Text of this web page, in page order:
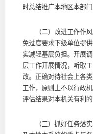
时总结推广本地区本部
（二）改进工作作风
免过度要求下级单位提
实减轻基层负担。开展
层工作开展情况，听取
改。正确对待社会上各
工作，原则上不以行政
评估结果对本机关有利的
（三）抓好任务落实